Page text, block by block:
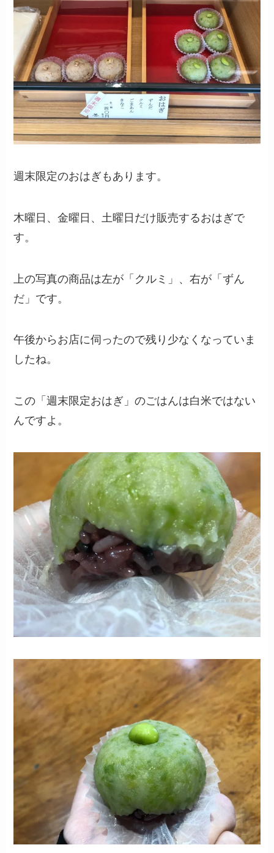
週末限定のおはぎもあります。
木曜日、金曜日、土曜日だけ販売するおはぎで
す。
上の写真の商品は左が「クルミ」、右が「ずん
だ」です。
午後からお店に伺ったので残り少なくなっていま
したね。
この「週末限定おはぎ」のごはんは白米ではない
んですよ。